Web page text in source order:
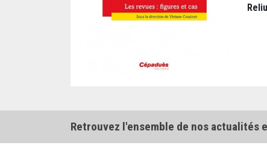
Retrouvez l'ensemble de nos actualités